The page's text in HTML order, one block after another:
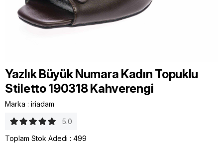
Yazlık Büyük Numara Kadın Topuklu
Stiletto 190318 Kahverengi
Marka : iriadam
5.0
Toplam Stok Adedi : 499